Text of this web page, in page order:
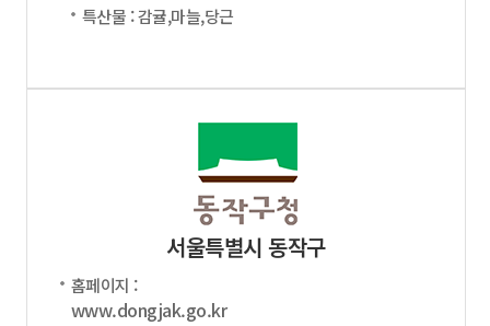
특산물 : 감귤,마늘,당근
서울특별시 동작구
홈페이지 :
www.dongjak.go.kr